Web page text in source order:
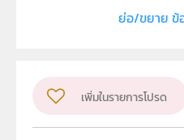
สาขาวิทยาศาสตร์ภาคบังคับ
วิชา
ย่อ/ขยาย ข้
เพิ่มในรายการโปรด